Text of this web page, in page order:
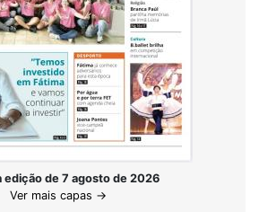
edição de 7 agosto de 2026
Ver mais capas →